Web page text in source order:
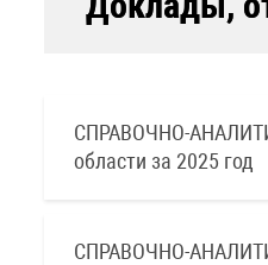
СПРАВОЧНО-
области за 2025 год
СПРАВОЧНО-